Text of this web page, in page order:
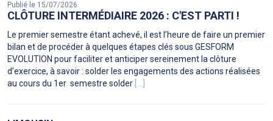
Publié le 15/07/2026
CLÔTURE INTERMÉDIAIRE 2026 : C'EST PARTI !
Le premier semestre étant achevé, il est l’heure de faire un premier
bilan et de procéder à quelques étapes clés sous GESFORM
EVOLUTION pour faciliter et anticiper sereinement la clôture
d’exercice, à savoir : solder les engagements des actions réalisées
au cours du 1er semestre solder [...]